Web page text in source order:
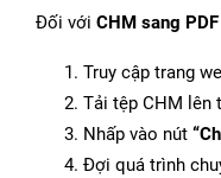
Đối với CHM sang PDF
Truy cập trang
Tải tệp CHM lên
Nhấp vào nút
Đợi quá trình